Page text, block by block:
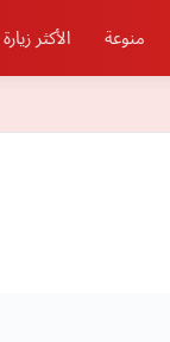
منوعة الأكثر زيارة